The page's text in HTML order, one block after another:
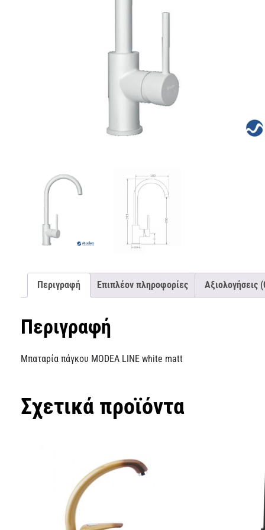
Περιγραφή Επιπλέον πληροφορίες Αξιολογήσεις
Περιγραφή
Μπαταρία πάγκου MODEA LINE white matt
Σχετικά προϊόντα